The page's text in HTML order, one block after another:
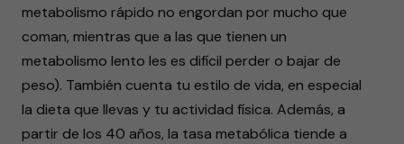
metabolismo rápido no engordan por mucho que
coman, mientras que a las que tienen un
metabolismo lento les es difícil perder o bajar de
peso). También cuenta tu estilo de vida, en especial
la dieta que llevas y tu actividad física. Además, a
partir de los 40 años, la tasa metabólica tiende a